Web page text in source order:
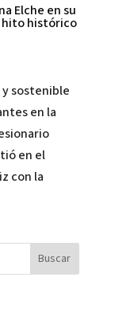
Elche en su
hito histórico
sostenible
en la
en el
con la
Buscar